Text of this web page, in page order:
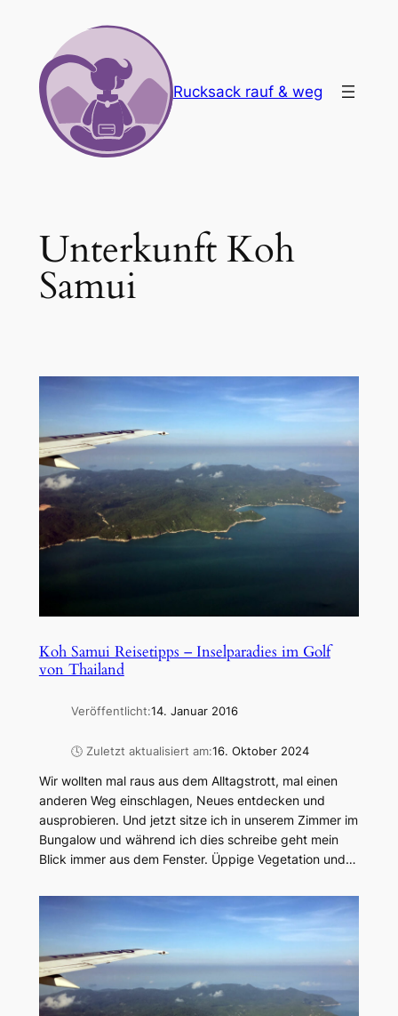
springen
Rucksack rauf & weg
Unterkunft Koh
Samui
Koh Samui Reisetipps – Inselparadies im Golf
von Thailand
Veröffentlicht:14. Januar 2016
🕓 Zuletzt aktualisiert am:16. Oktober 2024
Wir wollten mal raus aus dem Alltagstrott, mal einen
anderen Weg einschlagen, Neues entdecken und
ausprobieren. Und jetzt sitze ich in unserem Zimmer im
Bungalow und während ich dies schreibe geht mein
Blick immer aus dem Fenster. Üppige Vegetation und…